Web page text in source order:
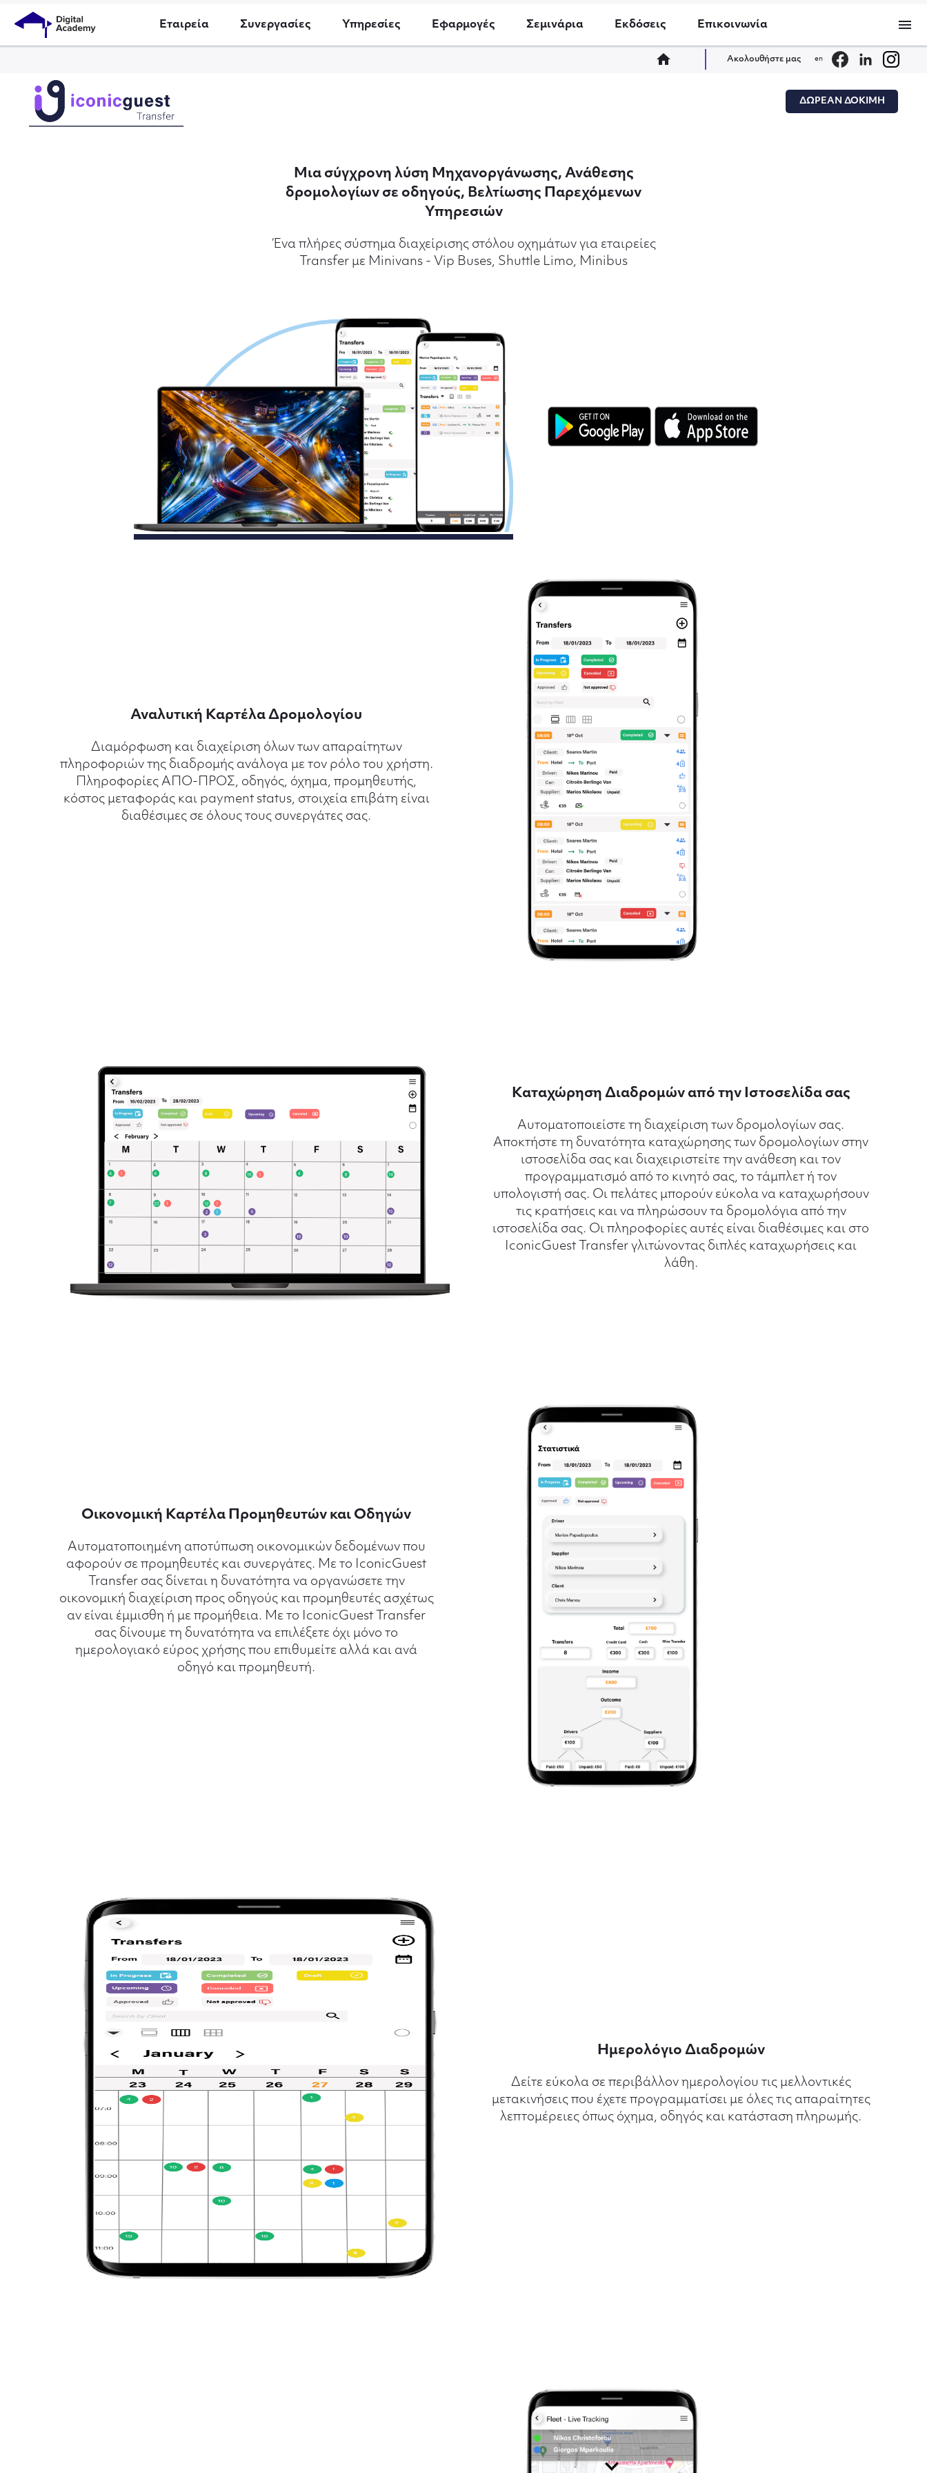
Εταιρεία Συνεργασίες Υπηρεσίες Εφαρμογές Σεμινάρια Εκδόσεις Επικοινωνία menu
home Ακολουθήστε μας en
ΔΩΡΕΑΝ ΔΟΚΙΜΗ
Μια σύγχρονη λύση Μηχανοργάνωσης, Ανάθεσης
δρομολογίων σε οδηγούς, Βελτίωσης Παρεχόμενων
Υπηρεσιών
Ένα πλήρες σύστημα διαχείρισης στόλου οχημάτων για εταιρείες
Transfer με Minivans - Vip Buses, Shuttle Limo, Minibus
Αναλυτική Καρτέλα Δρομολογίου
Διαμόρφωση και διαχείριση όλων των απαραίτητων
πληροφοριών της διαδρομής ανάλογα με τον ρόλο του χρήστη.
Πληροφορίες ΑΠΟ-ΠΡΟΣ, οδηγός, όχημα, προμηθευτής,
κόστος μεταφοράς και payment status, στοιχεία επιβάτη είναι
διαθέσιμες σε όλους τους συνεργάτες σας.
Καταχώρηση Διαδρομών από την Ιστοσελίδα σας
Αυτοματοποιείστε τη διαχείριση των δρομολογίων σας.
Αποκτήστε τη δυνατότητα καταχώρησης των δρομολογίων στην
ιστοσελίδα σας και διαχειριστείτε την ανάθεση και τον
προγραμματισμό από το κινητό σας, το τάμπλετ ή τον
υπολογιστή σας. Οι πελάτες μπορούν εύκολα να καταχωρήσουν
τις κρατήσεις και να πληρώσουν τα δρομολόγια από την
ιστοσελίδα σας. Οι πληροφορίες αυτές είναι διαθέσιμες και στο
IconicGuest Transfer γλιτώνοντας διπλές καταχωρήσεις και
λάθη.
Οικονομική Καρτέλα Προμηθευτών και Οδηγών
Αυτοματοποιημένη αποτύπωση οικονομικών δεδομένων που
αφορούν σε προμηθευτές και συνεργάτες. Με το IconicGuest
Transfer σας δίνεται η δυνατότητα να οργανώσετε την
οικονομική διαχείριση προς οδηγούς και προμηθευτές ασχέτως
αν είναι έμμισθη ή με προμήθεια. Με το IconicGuest Transfer
σας δίνουμε τη δυνατότητα να επιλέξετε όχι μόνο το
ημερολογιακό εύρος χρήσης που επιθυμείτε αλλά και ανά
οδηγό και προμηθευτή.
Ημερολόγιο Διαδρομών
Δείτε εύκολα σε περιβάλλον ημερολογίου τις μελλοντικές
μετακινήσεις που έχετε προγραμματίσει με όλες τις απαραίτητες
λεπτομέρειες όπως όχημα, οδηγός και κατάσταση πληρωμής.